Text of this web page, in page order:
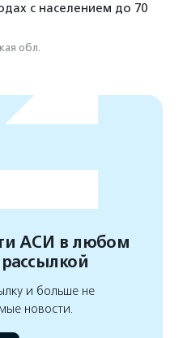
с населением до 70
обл.
АСИ в любом
и больше не
новости.